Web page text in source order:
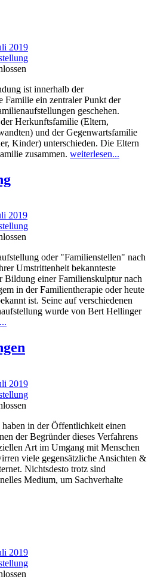
2019
ist innerhalb der
Familie ein zentraler Punkt der
geschehen.
Herkunftsfamilie (Eltern,
und der Gegenwartsfamilie
Kinder) unterschieden. Die Eltern
zusammen. weiterlesen...
2019
oder "Familienstellen" nach
Umstrittenheit bekannteste
Bildung einer Familienskulptur nach
in der Familientherapie oder heute
ist. Seine auf verschiedenen
wurde von Bert Hellinger
2019
in der Öffentlichkeit einen
der Begründer dieses Verfahrens
Art im Umgang mit Menschen
viele gegensätzliche Ansichten &
Nichtsdesto trotz sind
Medium, um Sachverhalte
2019